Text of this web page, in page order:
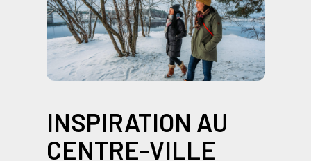
INSPIRATION AU
CENTRE-VILLE